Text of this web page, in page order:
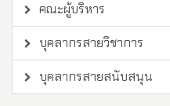
คณะผู้บริหาร
บุคลากรสายวิชาการ
บุคลากรสายสนับสนุน